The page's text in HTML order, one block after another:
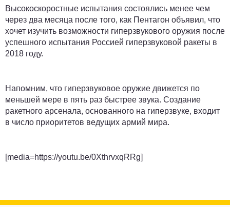
Высокоскоростные испытания состоялись менее чем
через два месяца после того, как Пентагон объявил, что
хочет изучить возможности гиперзвукового оружия после
успешного испытания Россией гиперзвуковой ракеты в
2018 году.
Напомним, что гиперзвуковое оружие движется по
меньшей мере в пять раз быстрее звука. Создание
ракетного арсенала, основанного на гиперзвуке, входит
в число приоритетов ведущих армий мира.
[media=https://youtu.be/0XthrvxqRRg]